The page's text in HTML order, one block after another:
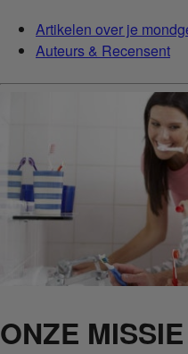
Artikelen over je
Auteurs & Recensent
ONZE MISSIE